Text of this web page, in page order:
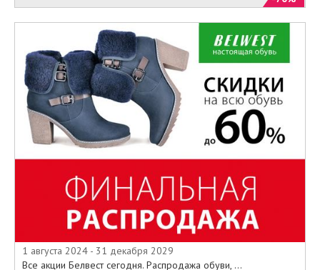
1 августа 2024 - 31 декабря 2029
Все акции Белвест сегодня. Распродажа обуви, ...